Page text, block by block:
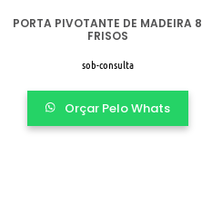
PORTA PIVOTANTE DE MADEIRA 8
FRISOS
sob-consulta
Orçar Pelo Whats